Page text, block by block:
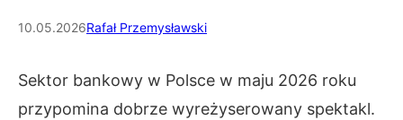
10.05.2026Rafał Przemysławski
Sektor bankowy w Polsce w maju 2026 roku
przypomina dobrze wyreżyserowany spektakl.